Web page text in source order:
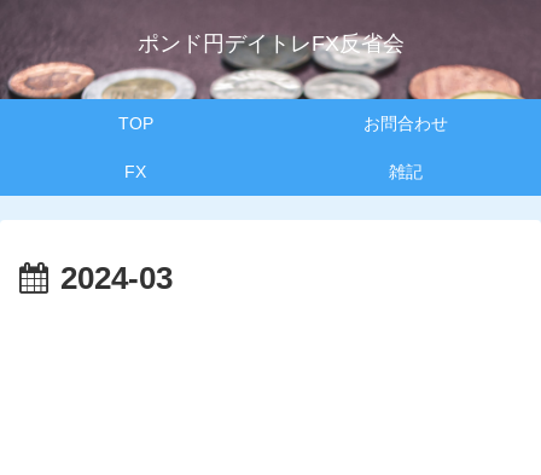
ポンド円デイトレFX反省会
TOP お問合わせ
FX 雑記
2024-03